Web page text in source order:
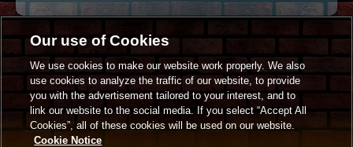
Our use of Cookies
We use cookies to make our website work properly. We also
use cookies to analyze the traffic of our website, to provide
you with the advertisement tailored to your interest, and to
link our website to the social media. If you select “Accept All
Cookies”, all of these cookies will be used on our website.
Cookie Notice